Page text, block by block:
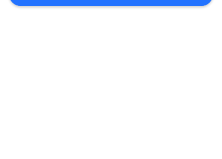
خريطة